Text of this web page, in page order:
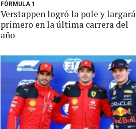
FÓRMULA 1
Verstappen logró la pole y largará
primero en la última carrera del
año